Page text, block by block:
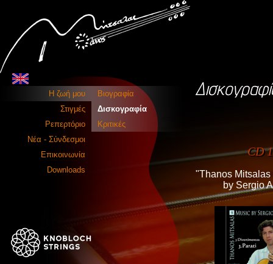
Η ζωή μου
Στιγμές
Ρεπερτόριο
Νέα - Σύνδεσμοι
Επικοινωνία
Downloads
Βιογραφία
Δισκογραφία
Κριτικές
CD 1
"Thanos
by Sergio